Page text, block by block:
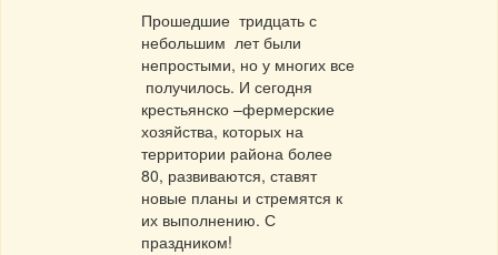
Прошедшие тридцать с
небольшим лет были
непростыми, но у многих все
получилось. И сегодня
крестьянско –фермерские
хозяйства, которых на
территории района более
80, развиваются, ставят
новые планы и стремятся к
их выполнению. С
праздником!